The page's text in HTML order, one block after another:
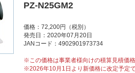
PZ-N25GM2
価格：72,200円（税別）
発売日：2020年07月20日
JANコード：4902901973734
※この価格は事業者様向けの積算見積価
※2026年10月1日より新価格に改定予定